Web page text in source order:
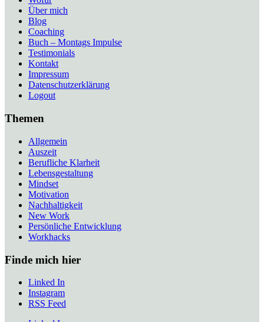
Über mich
Blog
Coaching
Buch – Montags Impulse
Testimonials
Kontakt
Impressum
Datenschutzerklärung
Logout
Themen
Allgemein
Auszeit
Berufliche Klarheit
Lebensgestaltung
Mindset
Motivation
Nachhaltigkeit
New Work
Persönliche Entwicklung
Workhacks
Finde mich hier
Linked In
Instagram
RSS Feed